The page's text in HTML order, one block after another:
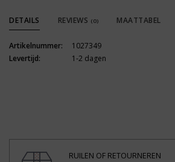
DETAILS REVIEWS (0) MAATTABEL
Artikelnummer:
1027349
Levertijd:
1-2 dagen
RUILEN OF RETOURNEREN